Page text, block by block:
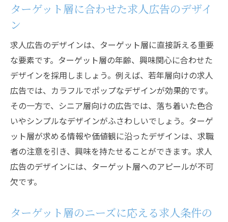
ターゲット層に合わせた求人広告のデザイ
ン
求人広告のデザインは、ターゲット層に直接訴える重要
な要素です。ターゲット層の年齢、興味関心に合わせた
デザインを採用しましょう。例えば、若年層向けの求人
広告では、カラフルでポップなデザインが効果的です。
その一方で、シニア層向けの広告では、落ち着いた色合
いやシンプルなデザインがふさわしいでしょう。ターゲ
ット層が求める情報や価値観に沿ったデザインは、求職
者の注意を引き、興味を持たせることができます。求人
広告のデザインには、ターゲット層へのアピールが不可
欠です。
ターゲット層のニーズに応える求人条件の